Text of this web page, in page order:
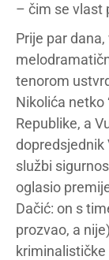
– čim se vlast
Prije par
tenorom
Nikolića netko
Republike, a
dopredsjednik
službi
oglasio
Dačić: on s
prozvao, a